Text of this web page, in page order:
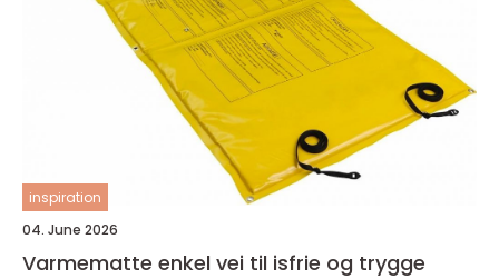
inspiration
04. June 2026
Varmematte enkel vei til isfrie og trygge